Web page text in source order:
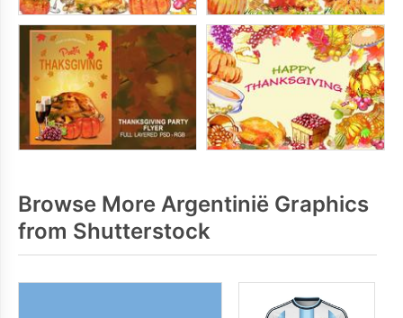
Browse More Argentinië Graphics
from Shutterstock